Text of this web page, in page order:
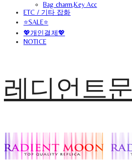
Bag charm,Key Acc
ETC / 기타 잡화
⭐SALE⭐
💖개인결제💖
NOTICE
레디언트문